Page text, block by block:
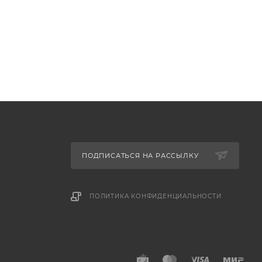
ПОДПИСАТЬСЯ НА РАССЫЛКУ
ПОЛИТИКА КОНФИДЕНЦИАЛЬНОСТИ